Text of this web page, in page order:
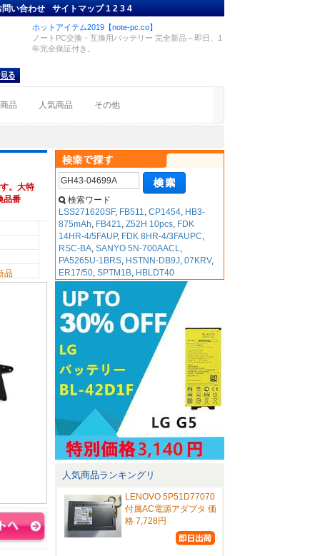
問い合わせ サイトマップ 1234
ホットアイテム2019【note-pc.co】
ノートPC交換・互換用バッテリー 完全新品～即日、1
年完全保証付き。
品 人気商品 その他
。大特
品番
品
検索ワード
LSS271620SF, FB511,CP1454, HB3-
875mAh, FB421,Z52H 10pcs, FDK
14HR-4/5FAUP, FDK 8HR-4/3FAUPC,
RSC-BA,SANYO 5N-700AACL,
PA5265U-1BRS, HSTNN-DB9J,07KRV,
ER17/50,SPTM1B, HBLDT40
人気商品ランキングリ
LENOVO 5P51D77070
付属AC電源アダプタ 価
格 7,728円